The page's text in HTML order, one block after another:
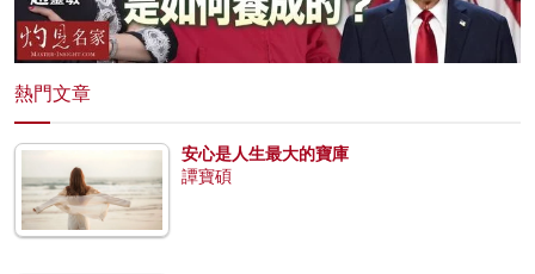
熱門文章
安心是人生最大的寶庫
譚寶碩